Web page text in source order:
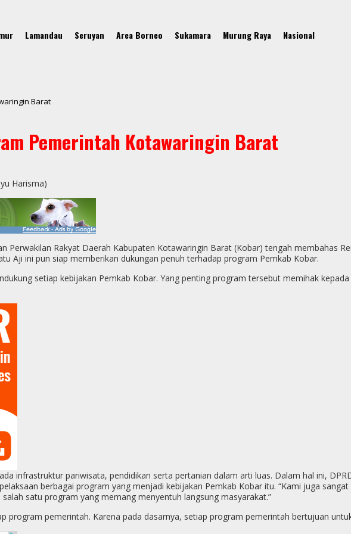
Lamandau Seruyan Area Borneo Sukamara Murung Raya Nasional
Barat
Pemerintah Kotawaringin Barat
Harisma)
Perwakilan Rakyat Daerah Kabupaten Kotawaringin Barat (Kobar) tengah membahas
Aji ini pun siap memberikan dukungan penuh terhadap program Pemkab Kobar.
setiap kebijakan Pemkab Kobar. Yang penting program tersebut memihak
infrastruktur pariwisata, pendidikan serta pertanian dalam arti luas. Dalam hal ini,
berbagai program yang menjadi kebijakan Pemkab Kobar itu. “Kami juga
satu program yang memang menyentuh langsung masyarakat.”
program pemerintah. Karena pada dasarnya, setiap program pemerintah bertujuan